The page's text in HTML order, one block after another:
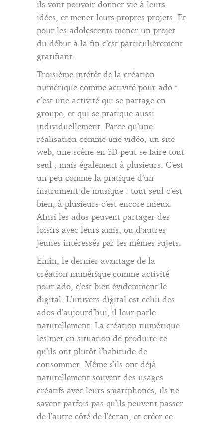
ils vont pouvoir donner vie à leurs
idées, et mener leurs propres projets. Et
pour les adolescents mener un projet
du début à la fin c’est particulièrement
gratifiant.
Troisième intérêt de la création
numérique comme activité pour ado :
c’est une activité qui se partage en
groupe, et qui se pratique aussi
individuellement. Parce qu’une
réalisation comme une vidéo, un site
web, une scène en 3D peut se faire tout
seul ; mais également à plusieurs. C’est
un peu comme la pratique d’un
instrument de musique : tout seul c’est
bien, à plusieurs c’est encore mieux.
AInsi les ados peuvent partager des
loisirs avec leurs amis; ou d’autres
jeunes intéressés par les mêmes sujets.
Enfin, le dernier avantage de la
création numérique comme activité
pour ado, c’est bien évidemment le
digital. L’univers digital est celui des
ados d’aujourd’hui, il leur parle
naturellement. La création numérique
les met en situation de produire ce
qu’ils ont plutôt l’habitude de
consommer. Même s’ils ont déjà
naturellement souvent des usages
créatifs avec leurs smartphones, ils ne
savent parfois pas qu’ils peuvent passer
de l’autre côté de l’écran, et créer ce